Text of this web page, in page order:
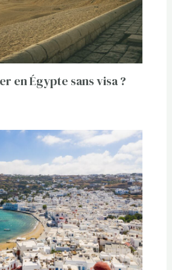
en Égypte sans visa ?